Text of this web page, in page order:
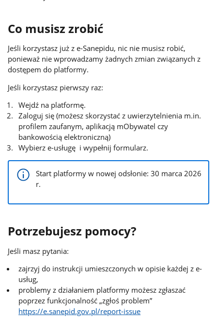
Co musisz zrobić
Jeśli korzystasz już z e-Sanepidu, nic nie musisz robić,
ponieważ nie wprowadzamy żadnych zmian związanych z
dostępem do platformy.
Jeśli korzystasz pierwszy raz:
Wejdź na platformę.
Zaloguj się (możesz skorzystać z uwierzytelnienia m.in.
profilem zaufanym, aplikacją mObywatel czy
bankowością elektroniczną)
Wybierz e-usługę i wypełnij formularz.
Start platformy w nowej odsłonie: 30 marca 2026
r.
Potrzebujesz pomocy?
Jeśli masz pytania:
zajrzyj do instrukcji umieszczonych w opisie każdej z e-
usług,
problemy z działaniem platformy możesz zgłaszać
poprzez funkcjonalność „zgłoś problem”
https://e.sanepid.gov.pl/report-issue